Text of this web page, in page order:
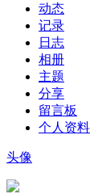
动态
记录
日志
相册
主题
分享
留言板
个人资料
头像